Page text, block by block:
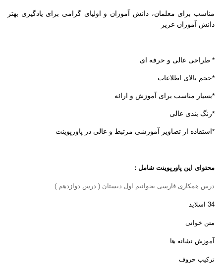
مناسب برای معلمان، دانش آموزان و اولیای گرامی برای یادگیری بهتر
دانش آموزان عزیز
* طراحی عالی و حرفه ای
*حجم بالای اطلاعات
*بسیار مناسب برای آموزش و ارائه
*رنگ بندی عالی
*استفاده از تصاویر آموزشی مرتبط و عالی در پاورپوینت
محتوای این پاورپوینت شامل :
درس همکاری فارسی بخوانیم اول دبستان ( درس دوازدهم )
34 اسلاید
متن خوانی
آموزش نشانه ها
ترکیب حروف